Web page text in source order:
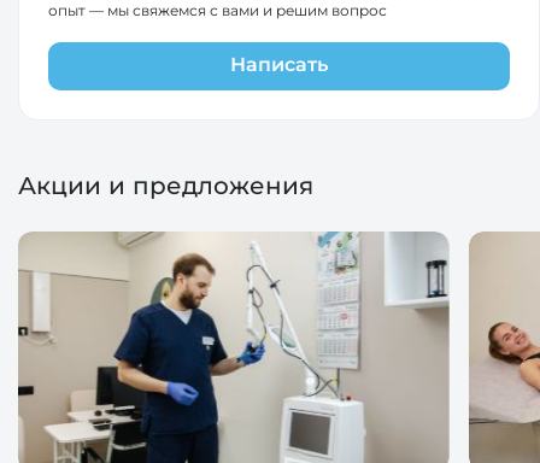
опыт — мы свяжемся с вами и решим вопрос
Написать
Акции и предложения